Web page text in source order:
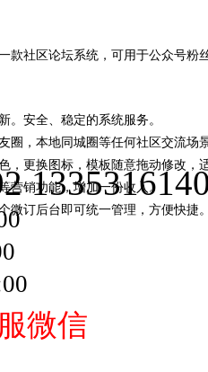
款社区论坛系统，可用于公众号粉
。安全、稳定的系统服务。
圈，本地同城圈等任何社区交流场
，更换图标，模板随意拖动修改，
营销功能，增加一份收入。
微订后台即可统一管理，方便快捷
微信